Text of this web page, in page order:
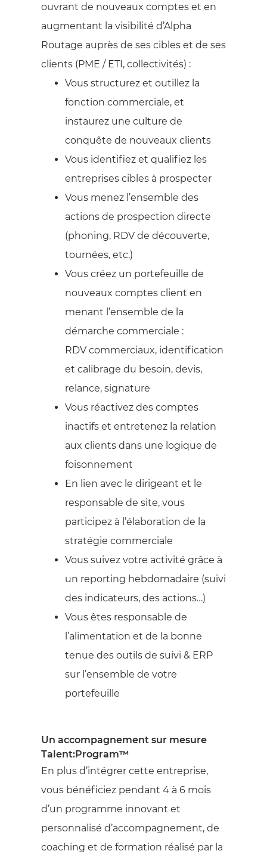
ouvrant de nouveaux comptes et en
augmentant la visibilité d’Alpha
Routage auprès de ses cibles et de ses
clients (PME / ETI, collectivités) :
Vous structurez et outillez la
fonction commerciale, et
instaurez une culture de
conquête de nouveaux clients
Vous identifiez et qualifiez les
entreprises cibles à prospecter
Vous menez l’ensemble des
actions de prospection directe
(phoning, RDV de découverte,
tournées, etc.)
Vous créez un portefeuille de
nouveaux comptes client en
menant l’ensemble de la
démarche commerciale :
RDV commerciaux, identification
et calibrage du besoin, devis,
relance, signature
Vous réactivez des comptes
inactifs et entretenez la relation
aux clients dans une logique de
foisonnement
En lien avec le dirigeant et le
responsable de site, vous
participez à l’élaboration de la
stratégie commerciale
Vous suivez votre activité grâce à
un reporting hebdomadaire (suivi
des indicateurs, des actions…)
Vous êtes responsable de
l’alimentation et de la bonne
tenue des outils de suivi & ERP
sur l’ensemble de votre
portefeuille
Un accompagnement sur mesure
Talent:Program™
En plus d’intégrer cette entreprise,
vous bénéficiez pendant 4 à 6 mois
d’un programme innovant et
personnalisé d’accompagnement, de
coaching et de formation réalisé par la